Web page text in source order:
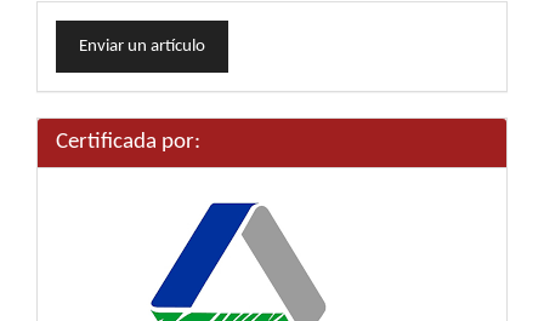
Enviar
unEnviar un artículo
Certificada por: